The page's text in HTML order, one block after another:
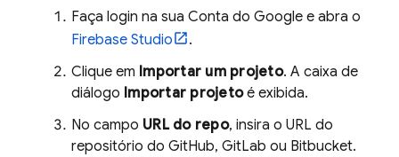
Faça login na sua Conta do Google e abra o
Firebase Studio
.
Clique em Importar um projeto. A caixa de
diálogo Importar projetoé exibida.
No campo URL do repo, insira o URL do
repositório do GitHub, GitLab ou Bitbucket.